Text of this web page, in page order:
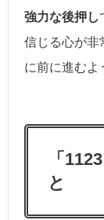
強力な後押し
信じる心が非
に前に進むよ
「
と